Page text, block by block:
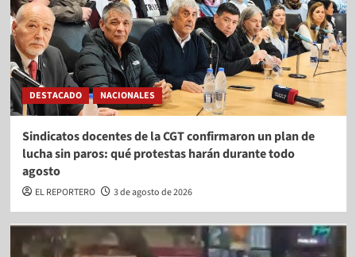
DESTACADO NACIONALES
Sindicatos docentes de la CGT confirmaron un plan de
lucha sin paros: qué protestas harán durante todo
agosto
EL REPORTERO 3 de agosto de 2026